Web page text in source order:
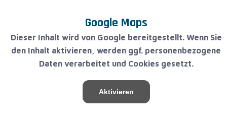
Google Maps
Dieser Inhalt wird von Google bereitgestellt. Wenn Sie
den Inhalt aktivieren, werden ggf. personenbezogene
Daten verarbeitet und Cookies gesetzt.
Aktivieren